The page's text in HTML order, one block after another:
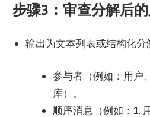
步骤3：审查分解后的
输出为文本列表或结构化分
参与者（例如：用户
库）。
顺序消息（例如：1.